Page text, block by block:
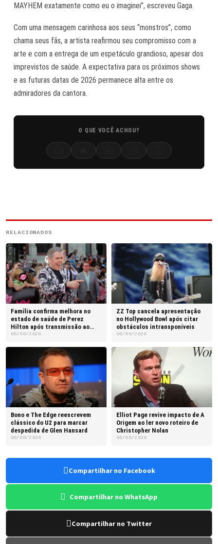
MAYHEM exatamente como eu o imaginei”, escreveu Gaga.
Com uma mensagem carinhosa aos seus “monstros”, como
chama seus fãs, a artista reafirmou seu compromisso com a
arte e com a entrega de um espetáculo grandioso, apesar dos
imprevistos de saúde. A expectativa para os próximos shows
e as futuras datas de 2026 permanece alta entre os
admiradores da cantora.
O QUE VOCÊ ACHOU?
RELACIONADOS
Família confirma melhora no
estado de saúde de Perez
Hilton após transmissão ao
vivo
06/08/2026
ZZ Top cancela apresentação
no Hollywood Bowl após citar
obstáculos intransponíveis
06/08/2026
Bono e The Edge reescrevem
clássico do U2 para marcar
despedida de Glen Hansard
06/08/2026
Elliot Page revive impacto de A
Origem ao ler novo roteiro de
Christopher Nolan
06/08/2026
Compartilhar no Facebook
Compartilhar no WhatsApp
Compartilhar no Twitter